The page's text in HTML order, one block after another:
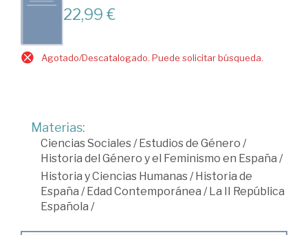
22,99 €
Agotado/Descatalogado. Puede solicitar búsqueda.
Materias:
Ciencias Sociales/Estudios de Género /
Historia del Género y el Feminismo en España /
Historia y Ciencias Humanas/Historia de
España /Edad Contemporánea /La II República
Española /